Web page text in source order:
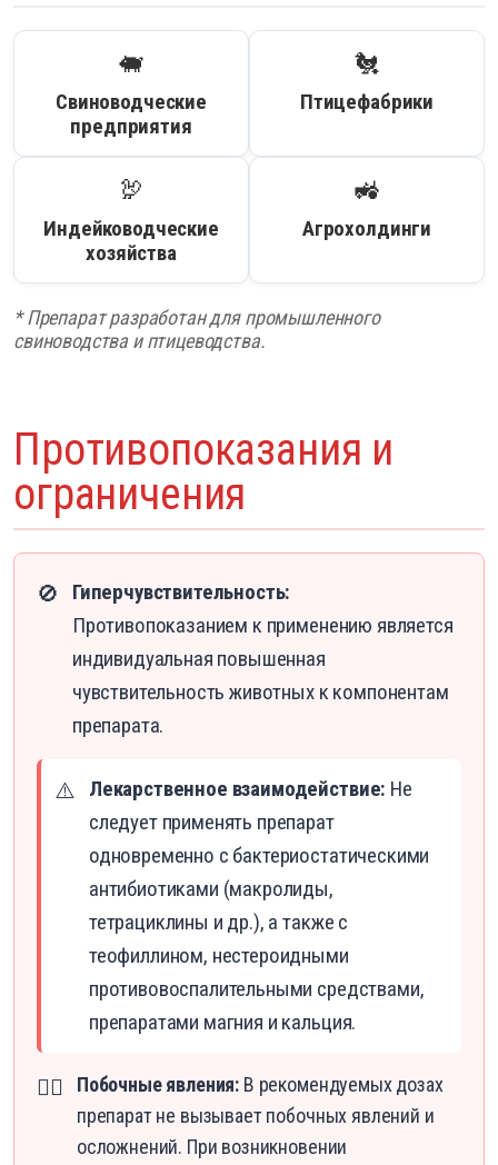
🐖
Свиноводческие
предприятия
🐔
Птицефабрики
🦃
Индейководческие
хозяйства
🚜
Агрохолдинги
* Препарат разработан для промышленного
свиноводства и птицеводства.
Противопоказания и
ограничения
🚫
Гиперчувствительность:
Противопоказанием к применению является
индивидуальная повышенная
чувствительность животных к компонентам
препарата.
⚠️ Лекарственное взаимодействие: Не
следует применять препарат
одновременно с бактериостатическими
антибиотиками (макролиды,
тетрациклины и др.), а также с
теофиллином, нестероидными
противовоспалительными средствами,
препаратами магния и кальция.
👨‍⚕️ Побочные явления: В рекомендуемых дозах
препарат не вызывает побочных явлений и
осложнений. При возникновении